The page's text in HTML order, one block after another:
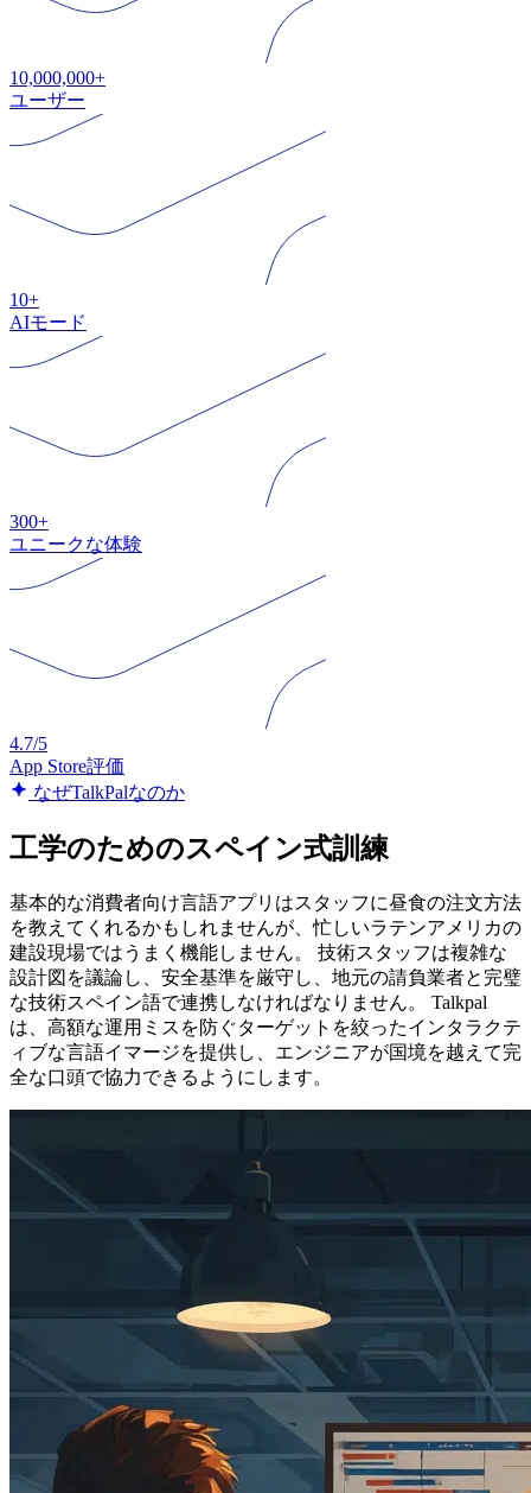
10,000,000+
ユーザー
10+
AIモード
300+
ユニークな体験
4.7/5
App Store評価
なぜTalkPalなのか
工学のためのスペイン式訓練
基本的な消費者向け言語アプリはスタッフに昼食の注文方法
を教えてくれるかもしれませんが、忙しいラテンアメリカの
建設現場ではうまく機能しません。 技術スタッフは複雑な
設計図を議論し、安全基準を厳守し、地元の請負業者と完璧
な技術スペイン語で連携しなければなりません。 Talkpal
は、高額な運用ミスを防ぐターゲットを絞ったインタラクテ
ィブな言語イマージを提供し、エンジニアが国境を越えて完
全な口頭で協力できるようにします。